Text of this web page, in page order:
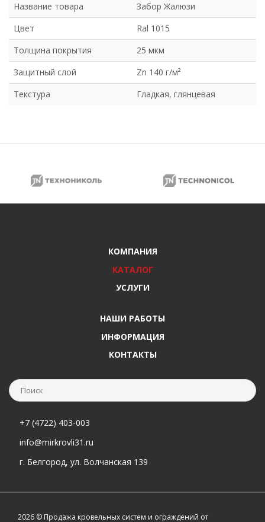
Название товара
Забор Жалюзи
Цвет
Ral 1015
Толщина покрытия
25 мкм
Защитный слой
Zn 140 г/м²
Текстура
Гладкая, глянцевая
КОМПАНИЯ
КАТАЛОГ
УСЛУГИ
НАШИ РАБОТЫ
ИНФОРМАЦИЯ
КОНТАКТЫ
+7 (4722) 403-003
info@mirkrovli31.ru
г. Белгород, ул. Волчанская 139
2026 © Продажа кровельных систем и ограждений от